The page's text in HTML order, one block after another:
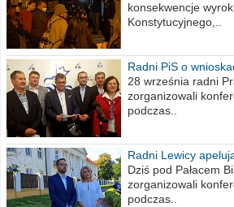
konsekwencje
Konstytucyjnego,..
Radni PiS o
na 2021 rok
28 września radni
zorganizowali
podczas..
Radni Lewicy
Wiesława Meringa
Dziś pod Pałacem
zorganizowali
podczas..